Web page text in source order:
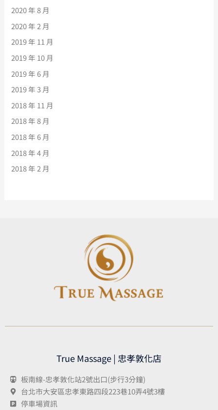
2020 年 8 月
2020 年 2 月
2019 年 11 月
2019 年 10 月
2019 年 6 月
2019 年 3 月
2018 年 11 月
2018 年 8 月
2018 年 6 月
2018 年 4 月
2018 年 2 月
True Massage | 忠孝敦化店
板南線-忠孝敦化站2號出口(步行3分鐘)
台北市大安區忠孝東路四段223巷10弄4號3樓
停車場資訊